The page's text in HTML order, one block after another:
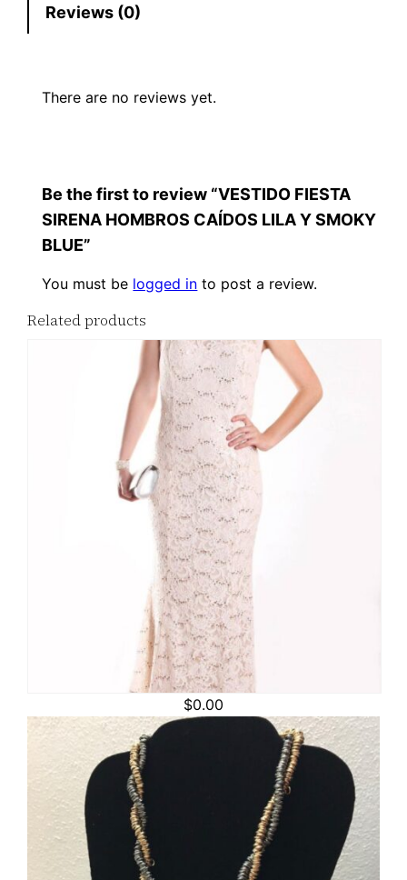
Reviews (0)
There are no reviews yet.
Be the first to review “VESTIDO FIESTA
SIRENA HOMBROS CAÍDOS LILA Y SMOKY
BLUE”
You must be logged in to post a review.
Related products
$0.00